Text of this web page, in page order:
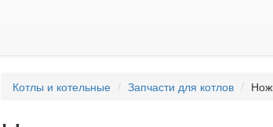
Котлы и котельные Запчасти для котлов